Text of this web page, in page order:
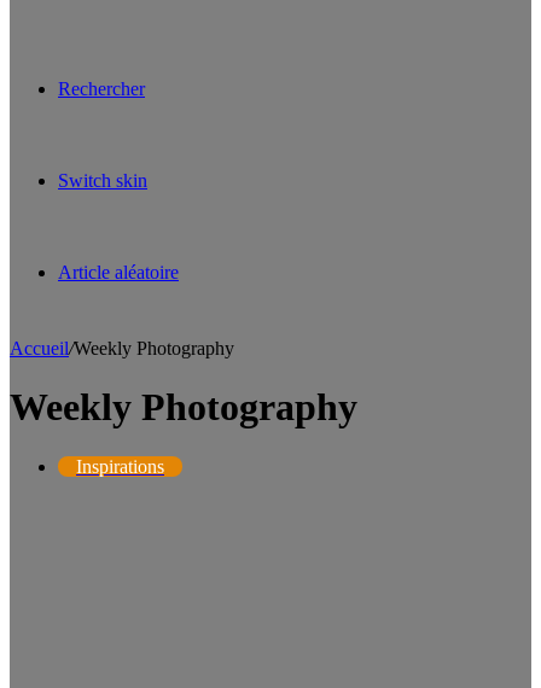
Rechercher
Switch skin
Article aléatoire
Accueil/Weekly Photography
Weekly Photography
Inspirations